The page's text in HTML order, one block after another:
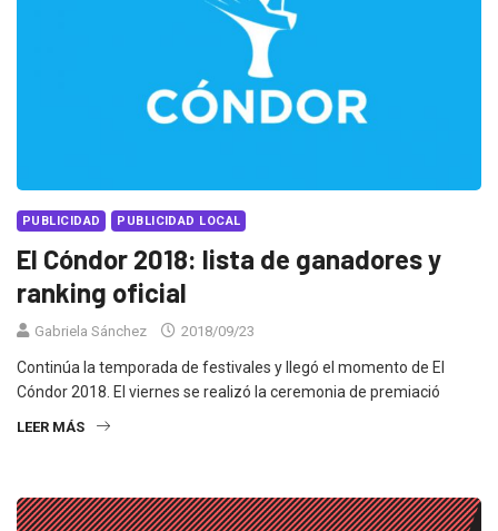
PUBLICIDAD PUBLICIDAD LOCAL
El Cóndor 2018: lista de ganadores y
ranking oficial
Gabriela Sánchez 2018/09/23
Continúa la temporada de festivales y llegó el momento de El
Cóndor 2018. El viernes se realizó la ceremonia de premiació
LEER MÁS